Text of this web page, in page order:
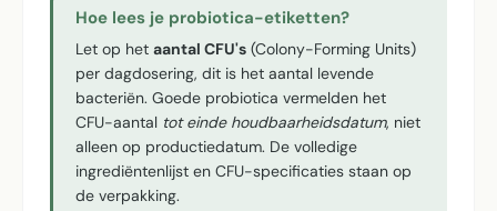
Hoe lees je probiotica-etiketten?
Let op het aantal CFU's (Colony-Forming Units)
per dagdosering, dit is het aantal levende
bacteriën. Goede probiotica vermelden het
CFU-aantal tot einde houdbaarheidsdatum, niet
alleen op productiedatum. De volledige
ingrediëntenlijst en CFU-specificaties staan op
de verpakking.